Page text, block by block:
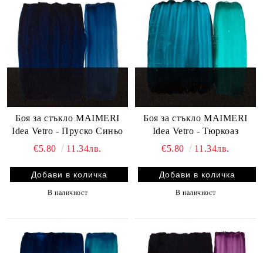
Боя за стъкло MAIMERI
Idea Vetro - Пруско Синьо
€5.80
11.34лв.
В наличност
Боя за стъкло MAIMERI
Idea Vetro - Тюркоаз
€5.80
11.34лв.
В наличност